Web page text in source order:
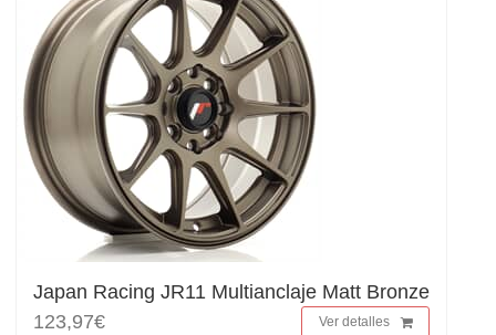
Japan Racing JR11 Multianclaje Matt Bronze
123,97€
Ver detalles